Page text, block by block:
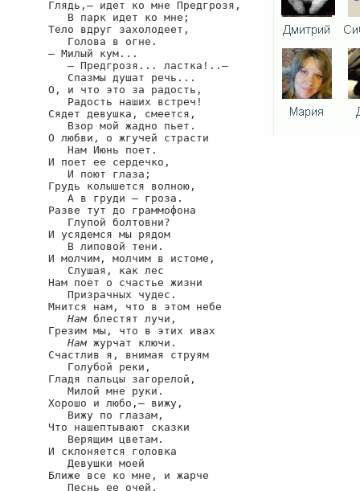
Глядь,— идет ко мне Предгрозя,
   В парк идет ко мне;
Тело вдруг захолодеет,
   Голова в огне.
— Милый кум...
   — Предгрозя... ластка!..—
   Спазмы душат речь...
О, и что это за радость,
   Радость наших встреч!
Сядет девушка, смеется,
   Взор мой жадно пьет.
О любви, о жгучей страсти
   Нам Июнь поет.
И поет ее сердечко,
   И поют глаза;
Грудь колышется волною,
   А в груди — гроза.
Разве тут до граммофона
   Глупой болтовни?
И усядемся мы рядом
   В липовой тени.
И молчим, молчим в истоме,
   Слушая, как лес
Нам поет о счастье жизни
   Призрачных чудес.
Мнится нам, что в этом небе
Нам блестят лучи,
Грезим мы, что в этих ивах
Нам журчат ключи.
Счастлив я, внимая струям
   Голубой реки,
Гладя пальцы загорелой,
   Милой мне руки.
Хорошо и любо,— вижу,
   Вижу по глазам,
Что нашептывают сказки
   Верящим цветам.
И склоняется головка
   Девушки моей
Ближе все ко мне, и жарче
   Песнь ее очей.